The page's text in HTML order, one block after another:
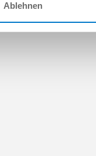
Ablehnen